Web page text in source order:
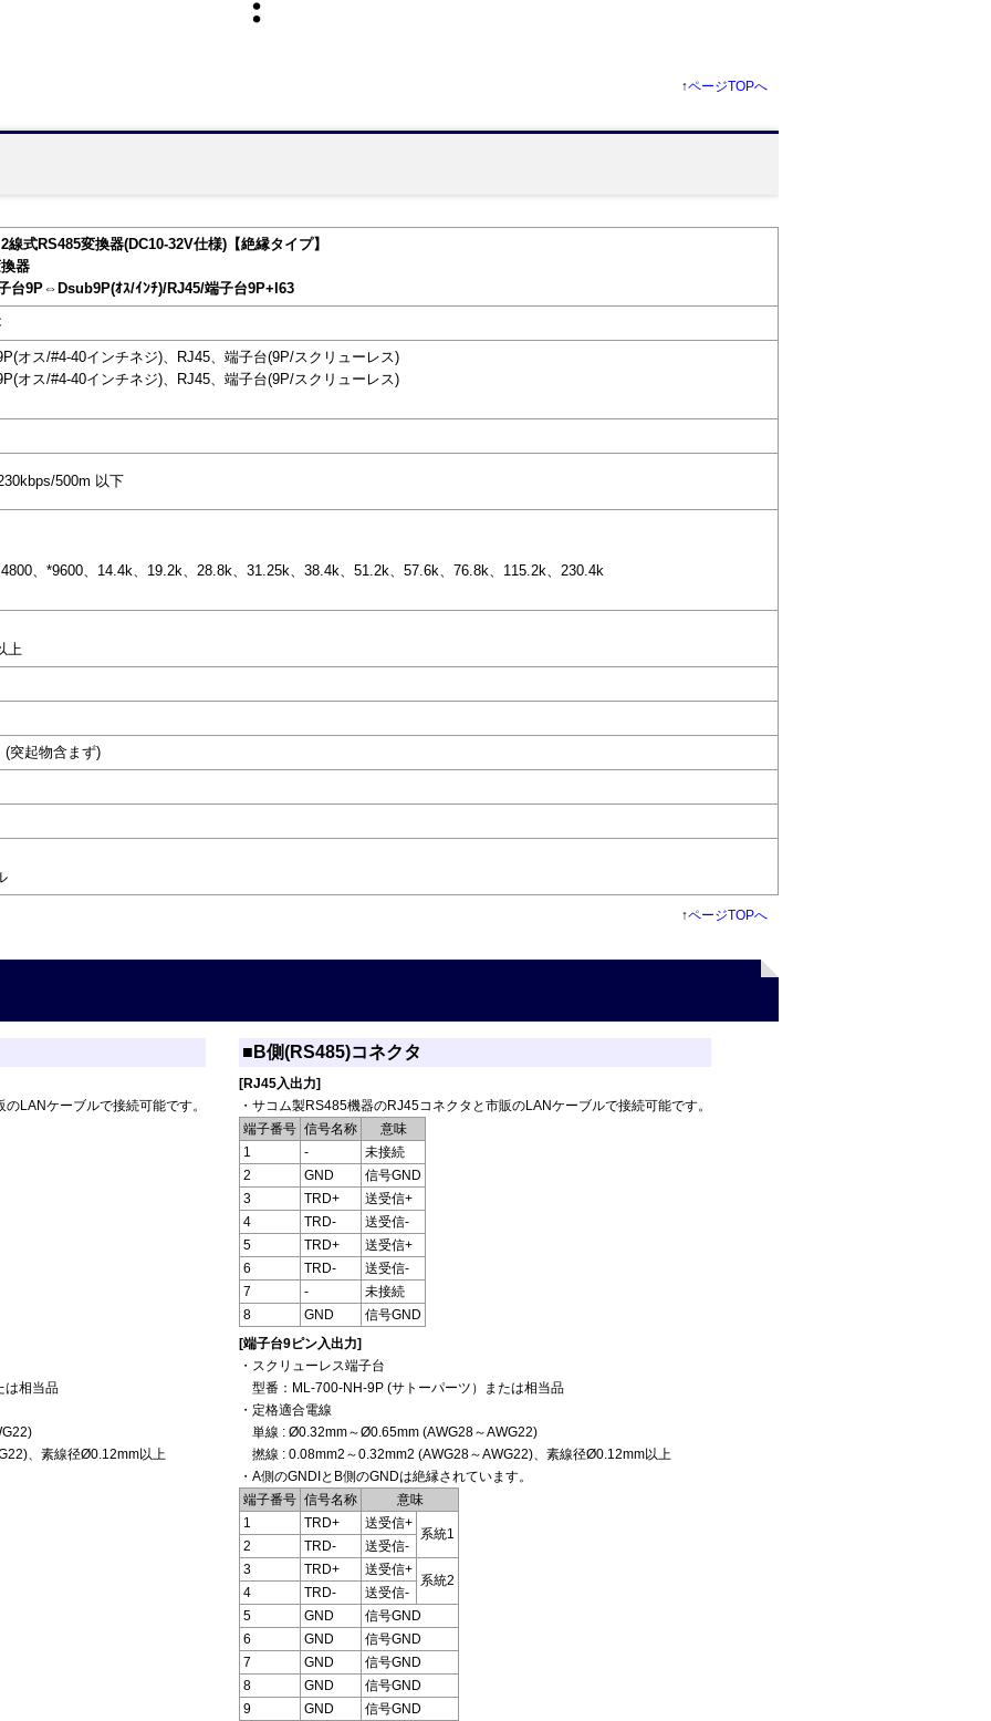
↑ページTOPへ
式RS485変換器(DC10-32V仕様)【絶縁タイプ】
器
台9P⇔Dsub9P(ｵｽ/ｲﾝﾁ)/RJ45/端子台9P+I63
オス/#4-40インチネジ)、RJ45、端子台(9P/スクリューレス)
オス/#4-40インチネジ)、RJ45、端子台(9P/スクリューレス)
500m 以下
、*9600、14.4k、19.2k、28.8k、31.25k、38.4k、51.2k、57.6k、76.8k、115.2k、230.4k
上
(突起物含まず)
↑ページTOPへ
LANケーブルで接続可能です。
相当品
、素線径Ø0.12mm以上
■B側(RS485)コネクタ
[RJ45入出力]
・サコム製RS485機器のRJ45コネクタと市販のLANケーブルで接続可能です。
端子番号 信号名称
意味
1
-
未接続
2
GND
信号GND
3
TRD+
送受信+
4
TRD-
送受信-
5
TRD+
送受信+
6
TRD-
送受信-
7
-
未接続
8
GND
信号GND
[端子台9ピン入出力]
・スクリューレス端子台
型番：ML-700-NH-9P (サトーパーツ）または相当品
・定格適合電線
単線 : Ø0.32mm～Ø0.65mm (AWG28～AWG22)
撚線 : 0.08mm2～0.32mm2 (AWG28～AWG22)、素線径Ø0.12mm以上
・A側のGNDIとB側のGNDは絶縁されています。
端子番号 信号名称
意味
1
TRD+ 送受信+
系統1
2 TRD-
送受信-
3
TRD+ 送受信+
系統2
4 TRD-
送受信-
5
GND
信号GND
6
GND
信号GND
7
GND
信号GND
8
GND
信号GND
9
GND 信号GND